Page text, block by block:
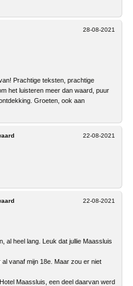
28-08-2021
Prachtige teksten, prachtige
het luisteren meer dan waard, puur
Groeten, ook aan
22-08-2021
22-08-2021
al heel lang. Leuk dat jullie Maassluis
vanaf mijn 18e. Maar zou er niet
Maassluis, een deel daarvan werd